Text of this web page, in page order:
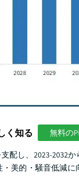
く知る 無料の
配し、2023-2032
美的・騒音低減